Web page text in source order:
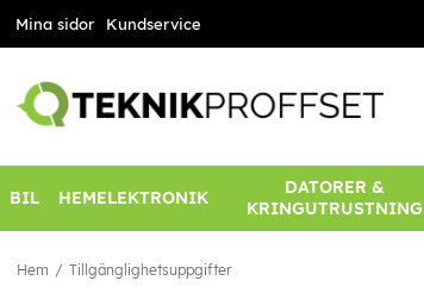
Mina sidor Kundservice
BIL HEMELEKTRONIK
DATORER &
KRINGUTRUSTNING
Hem Tillgänglighetsuppgifter